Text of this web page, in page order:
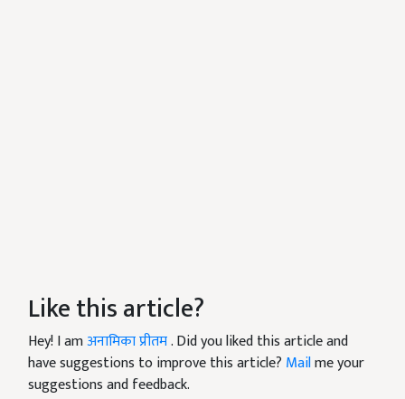
Like this article?
Hey! I amअनामिका प्रीतम. Did you liked this article and
have suggestions to improve this article? Mailme your
suggestions and feedback.